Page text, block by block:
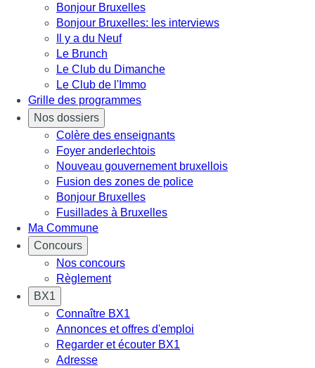
Bonjour Bruxelles
Bonjour Bruxelles: les interviews
Il y a du Neuf
Le Brunch
Le Club du Dimanche
Le Club de l'Immo
Grille des programmes
Nos dossiers
Colère des enseignants
Foyer anderlechtois
Nouveau gouvernement bruxellois
Fusion des zones de police
Bonjour Bruxelles
Fusillades à Bruxelles
Ma Commune
Concours
Nos concours
Règlement
BX1
Connaître BX1
Annonces et offres d'emploi
Regarder et écouter BX1
Adresse